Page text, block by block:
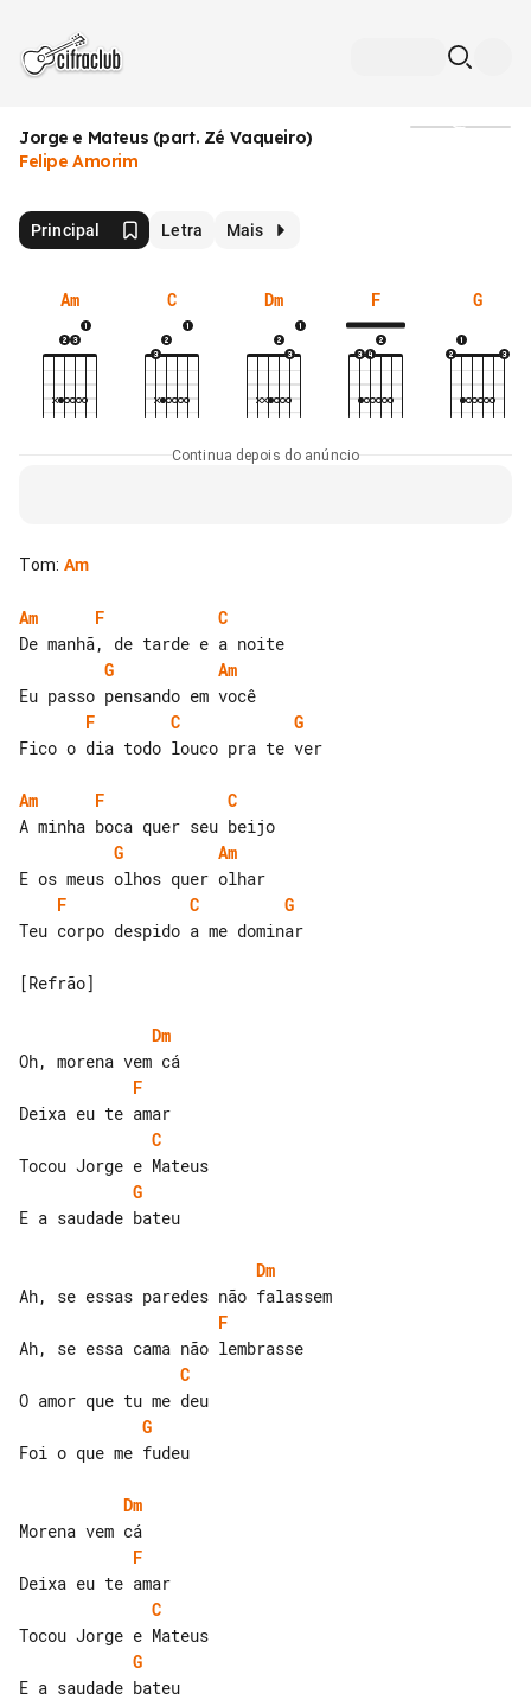
Jorge e Mateus (part. Zé Vaqueiro)
Felipe Amorim
Principal Letra Mais
Am C Dm F G
Continua depois do anúncio
Tom: Am
Am F
C
G
Am
F
C
G
Fico o dia todo louco pra te ver
Am F
C
G
Am
F
C
G
Teu corpo despido a me dominar
[Refrão]
Dm
F
C
G
E a saudade bateu
Dm
F
C
G
Foi o que me fudeu
Dm
F
C
G
E a saudade bateu